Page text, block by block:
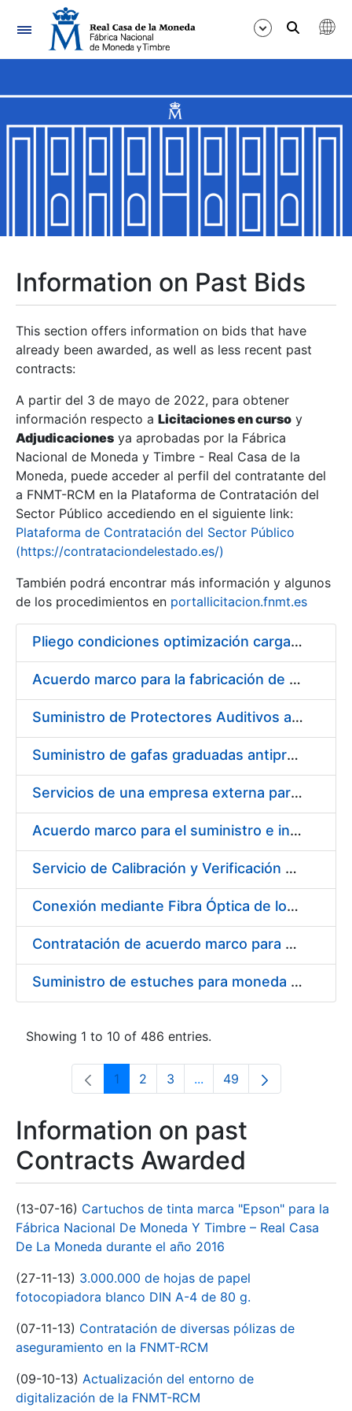
Navigation
Show/Hide
Show/Hide
Show/Hide
Show/Hide
Show/Hide
Show/Hide
Information on Past Bids
This section offers information on bids that have
already been awarded, as well as less recent past
contracts:
A partir del 3 de mayo de 2022, para obtener
información respecto a Licitaciones en curso y
Adjudicaciones ya aprobadas por la Fábrica
Nacional de Moneda y Timbre - Real Casa de la
Moneda, puede acceder al perfil del contratante del
a FNMT-RCM en la Plataforma de Contratación del
Sector Público accediendo en el siguiente link:
Plataforma de Contratación del Sector Público
(https://contrataciondelestado.es/)
También podrá encontrar más información y algunos
de los procedimientos en portallicitacion.fnmt.es
Pliego condiciones optimización cargas compras firmado
Acuerdo marco para la fabricación de piezas
Suministro de Protectores Auditivos a medida para las personas trabajadoras de los Centros de Trabajo de Madrid y Burgos
Suministro de gafas graduadas antiproyecciones para los trabajadores de la FNMT-RCM en los centros de trabajo de Madrid y Burgos
Servicios de una empresa externa para el asesoramiento y resolución de los recursos de alzada que se presentan relacionados con procesos de selección para la FNMT-RCM
Acuerdo marco para el suministro e instalación de persianas, estores y otros complementos
Servicio de Calibración y Verificación Externa de los Equipos de Medición del Servicio de Prevención de la FNMT-RCM
Conexión mediante Fibra Óptica de los Centros de Proceso de Datos (CPDs) de las sedes de la FNMT-RCM de Burgos y Madrid
Contratación de acuerdo marco para el Suministro de Material de Electricidad para la Fábrica Nacional de Moneda y Timbre-Real Casa de la Moneda en su centro de trabajo de Burgos
Suministro de estuches para moneda de 30 €
Showing 1 to 10 of 486 entries.
Page
1 Page
2 Page
3 ...Intermediate Pages Use
Page
49
Information on past
Contracts Awarded
(13-07-16) Cartuchos de tinta marca "Epson" para la
Fábrica Nacional De Moneda Y Timbre – Real Casa
De La Moneda durante el año 2016
(27-11-13) 3.000.000 de hojas de papel
fotocopiadora blanco DIN A-4 de 80 g.
(07-11-13) Contratación de diversas pólizas de
aseguramiento en la FNMT-RCM
(09-10-13) Actualización del entorno de
digitalización de la FNMT-RCM